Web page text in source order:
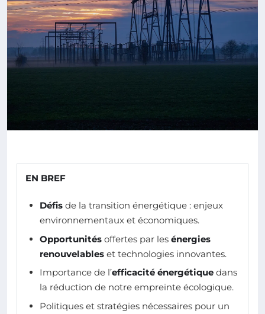
EN BREF
Défis de la transition énergétique : enjeux
environnementaux et économiques.
Opportunités offertes par les énergies
renouvelables et technologies innovantes.
Importance de l’efficacité énergétique dans
la réduction de notre empreinte écologique.
Politiques et stratégies nécessaires pour un